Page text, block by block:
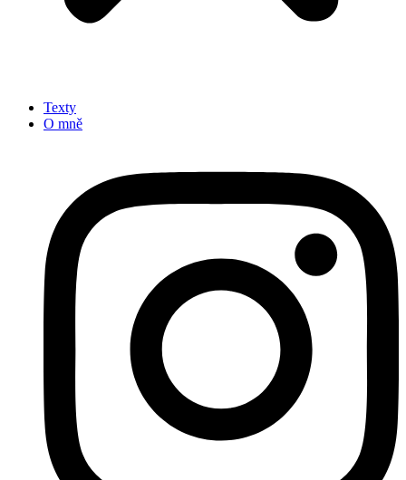
Texty
O mně